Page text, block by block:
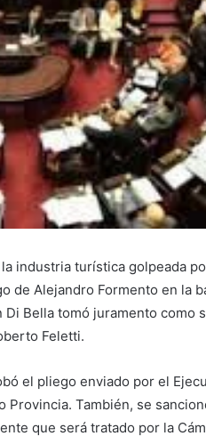
industria turística golpeada
de Alejandro Formento en la
Bella tomó juramento como
Feletti.
el pliego enviado por el
También, se
que será tratado por la